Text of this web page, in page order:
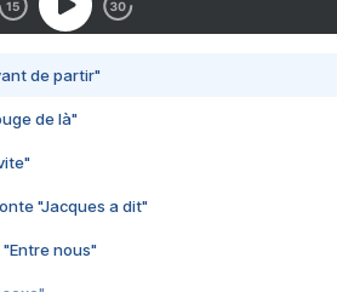
de partir"
de là"
"Jacques a dit"
"Entre nous"